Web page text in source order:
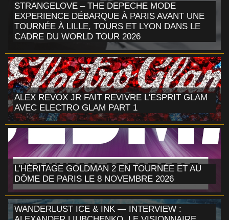
STRANGELOVE – THE DEPECHE MODE
EXPERIENCE DÉBARQUE À PARIS AVANT UNE
TOURNÉE À LILLE, TOURS ET LYON DANS LE
CADRE DU WORLD TOUR 2026
ALEX REVOX JR FAIT REVIVRE L'ESPRIT GLAM
AVEC ELECTRO GLAM PART 1
L'HÉRITAGE GOLDMAN 2 EN TOURNÉE ET AU
DÔME DE PARIS LE 8 NOVEMBRE 2026
WANDERLUST ICE & INK — INTERVIEW :